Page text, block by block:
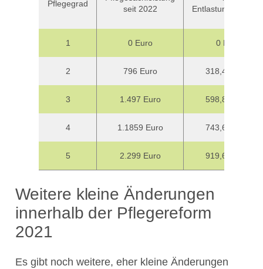
Pflegegrad
seit 2022
1 0 Euro 0 Euro
2 796 Euro 318,40 Euro
3 1.497 Euro 598,80 Euro
4 1.1859 Euro 743,60 Euro
5 2.299 Euro 919,60 Euro
Weitere kleine Änderungen
innerhalb der Pflegereform
2021
Es gibt noch weitere, eher kleine Änderungen